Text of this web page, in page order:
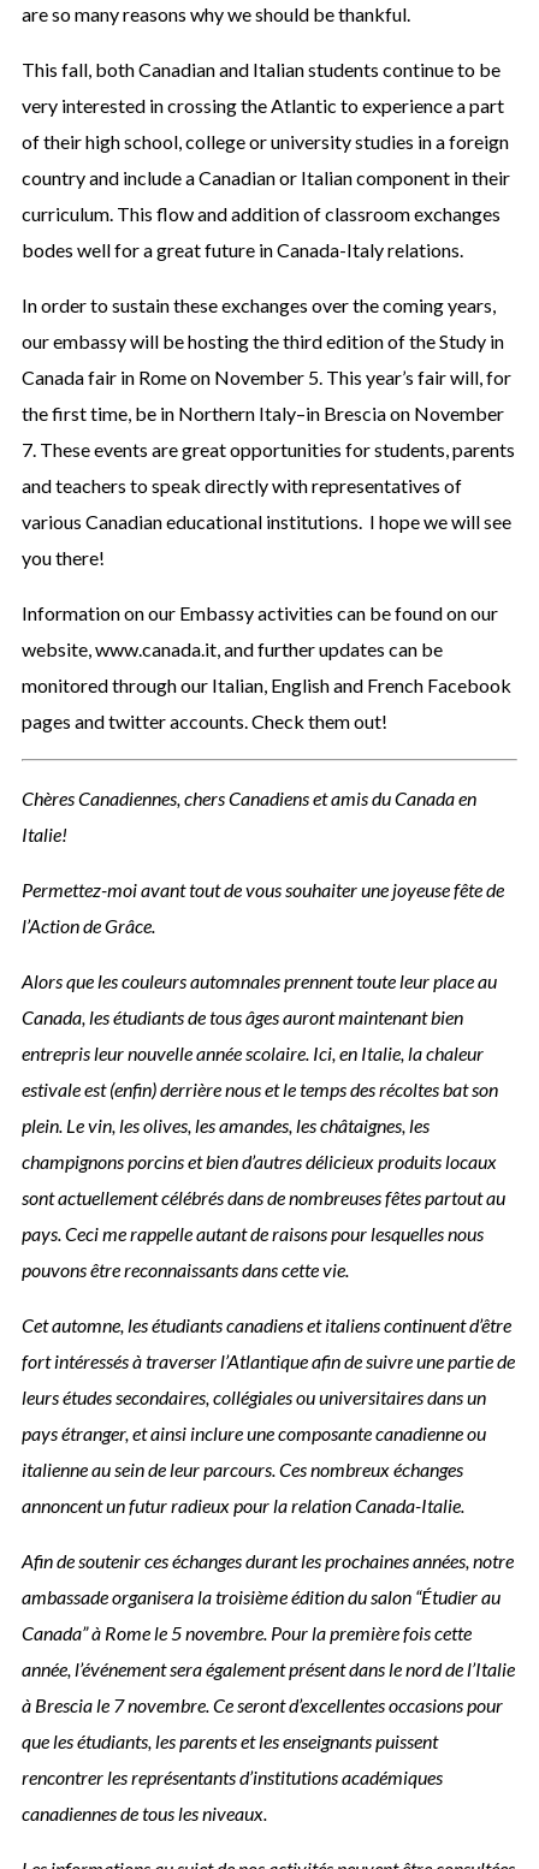
are so many reasons why we should be thankful.
This fall, both Canadian and Italian students continue to be
very interested in crossing the Atlantic to experience a part
of their high school, college or university studies in a foreign
country and include a Canadian or Italian component in their
curriculum. This flow and addition of classroom exchanges
bodes well for a great future in Canada-Italy relations.
In order to sustain these exchanges over the coming years,
our embassy will be hosting the third edition of the Study in
Canada fair in Rome on November 5. This year’s fair will, for
the first time, be in Northern Italy–in Brescia on November
7. These events are great opportunities for students, parents
and teachers to speak directly with representatives of
various Canadian educational institutions. I hope we will see
you there!
Information on our Embassy activities can be found on our
website, www.canada.it, and further updates can be
monitored through our Italian, English and French Facebook
pages and twitter accounts. Check them out!
Chères Canadiennes, chers Canadiens et amis du Canada en
Italie!
Permettez-moi avant tout de vous souhaiter une joyeuse fête de
l’Action de Grâce.
Alors que les couleurs automnales prennent toute leur place au
Canada, les étudiants de tous âges auront maintenant bien
entrepris leur nouvelle année scolaire. Ici, en Italie, la chaleur
estivale est (enfin) derrière nous et le temps des récoltes bat son
plein. Le vin, les olives, les amandes, les châtaignes, les
champignons porcins et bien d’autres délicieux produits locaux
sont actuellement célébrés dans de nombreuses fêtes partout au
pays. Ceci me rappelle autant de raisons pour lesquelles nous
pouvons être reconnaissants dans cette vie.
Cet automne, les étudiants canadiens et italiens continuent d’être
fort intéressés à traverser l’Atlantique afin de suivre une partie de
leurs études secondaires, collégiales ou universitaires dans un
pays étranger, et ainsi inclure une composante canadienne ou
italienne au sein de leur parcours. Ces nombreux échanges
annoncent un futur radieux pour la relation Canada-Italie.
Afin de soutenir ces échanges durant les prochaines années, notre
ambassade organisera la troisième édition du salon “Étudier au
Canada” à Rome le 5 novembre. Pour la première fois cette
année, l’événement sera également présent dans le nord de l’Italie
à Brescia le 7 novembre. Ce seront d’excellentes occasions pour
que les étudiants, les parents et les enseignants puissent
rencontrer les représentants d’institutions académiques
canadiennes de tous les niveaux.